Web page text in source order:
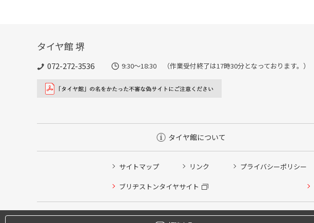
タイヤ館 堺
072-272-3536 9:30〜18:30 （作業受付終了は17時30分となっております。）
タイヤ館について
サイトマップ リンク プライバシーポリシー
ブリヂストンタイヤサイト
タイヤ点検・安全点検/タイヤ履き替え/オイル交換/その他ピット作業の予約